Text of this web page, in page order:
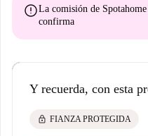
errorLa comisión de Spotahome
confirma
Y recuerda, con esta
lock FIANZA PROTEGIDA